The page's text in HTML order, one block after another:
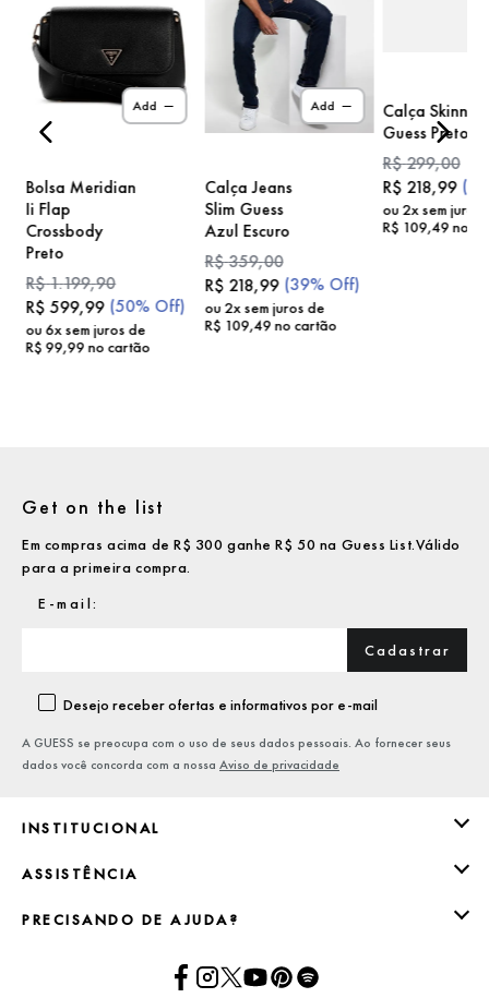
Add
Bolsa Meridian
Ii Flap
Crossbody
Preto
R$1.199,90
R$ 599,99 (50% Off)
ou 6x sem juros de
R$ 99,99no cartão
Add
Calça Jeans
Slim Guess
Azul Escuro
R$359,00
R$ 218,99 (39% Off)
ou2x sem juros de
R$ 109,49no cartão
Calça Skinny
Guess Preto
R$299,00
R$ 218,99 (
ou 2x sem juros
R$ 109,49no
INSTITUCIONAL
ASSISTÊNCIA
PRECISANDO DE AJUDA?
Get on the list
Em compras acima de R$ 300 ganhe R$ 50 na Guess List.Válido
para a primeira compra.
Cadastrar
Desejo receber ofertas e informativos por e-mail
A GUESS se preocupa com o uso de seus dados pessoais. Ao fornecer seus
dados você concorda com a nossa Aviso de privacidade